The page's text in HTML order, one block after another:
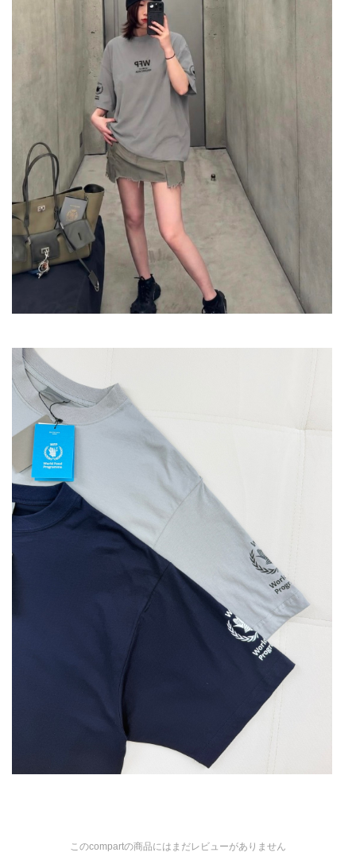
このcompartの商品にはまだレビューがありません